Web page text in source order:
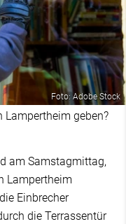
Foto: Adobe Stock
Lampertheim geben?
am Samstagmittag,
Lampertheim
Einbrecher
die Terrassentür